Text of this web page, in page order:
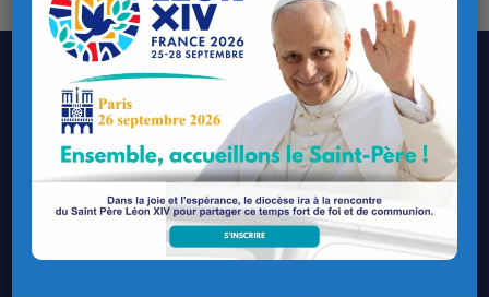
Le Diocèse de Quimper et Léon
Contacter le Diocèse
Contacter ma Paroisse
Contacter un service
Contacter une permanence